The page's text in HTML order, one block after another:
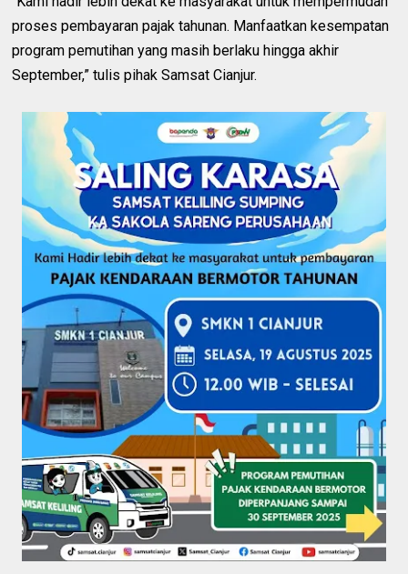
proses pembayaran pajak tahunan. Manfaatkan kesempatan
program pemutihan yang masih berlaku hingga akhir
September,” tulis pihak Samsat Cianjur.